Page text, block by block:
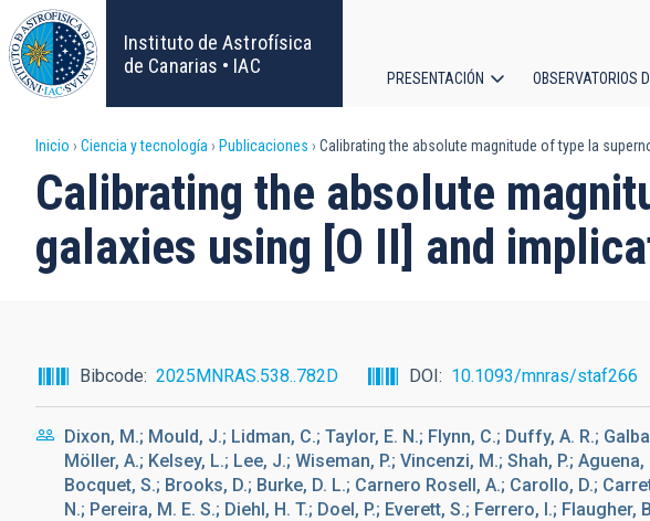
Pasar
al
contenido
principal
Instituto de Astrofísica
de Canarias • IAC
principal
PRESENTACIÓN OBSERVATORIOS
Sobrescribir
enlaces
de
a
la
navegación
Inicio Ciencia y tecnología Publicaciones Calibrating the absolute magnitude of type Ia
Calibrating the absolute
galaxies using [O II] and
Bibcode 2025MNRAS.538..782D DOI 10.1093/mnras/staf266
Dixon, M.; Mould, J.; Lidman, C.; Taylor, E. N.; Flynn, C.; Duffy, A. R.;
Möller, A.; Kelsey, L.; Lee, J.; Wiseman, P.; Vincenzi, M.; Shah, P.;
Bocquet, S.; Brooks, D.; Burke, D. L.; Carnero Rosell, A.; Carollo, D.;
N.; Pereira, M. E. S.; Diehl, H. T.; Doel, P.; Everett, S.; Ferrero, I.;